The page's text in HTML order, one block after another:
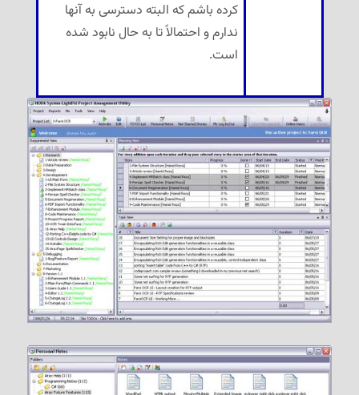
کرده باشم که البته دسترسی به آنها
ندارم و احتمالاً تا به حال نابود شده
است.